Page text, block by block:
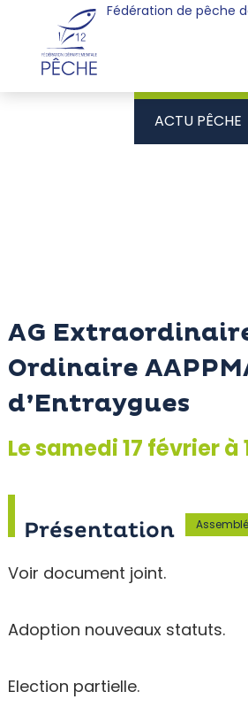
Fédération de pêche
ACTU PÊCHE
AG
Ordinaire
d’Entraygues
Le samedi 17 février à
Présentation
Voir document joint.
Adoption nouveaux statuts.
Election partielle.
Cookies management panel